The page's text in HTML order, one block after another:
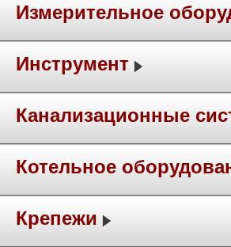
Измерительное
Инструмент
Канализационные
Котельное
Крепежи